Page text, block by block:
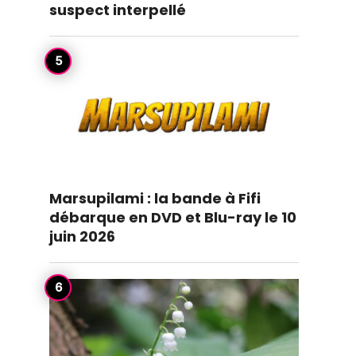
suspect interpellé
Marsupilami : la bande à Fifi
débarque en DVD et Blu-ray le 10
juin 2026